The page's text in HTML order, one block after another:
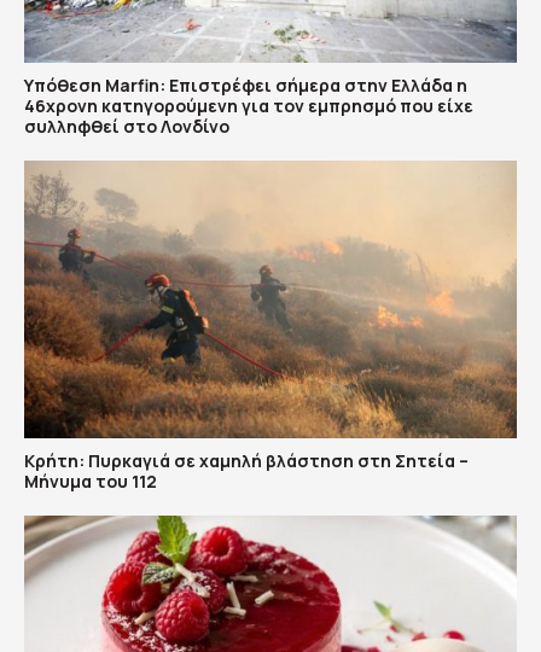
Υπόθεση Marfin: Επιστρέφει σήμερα στην Ελλάδα η
46χρονη κατηγορούμενη για τον εμπρησμό που είχε
συλληφθεί στο Λονδίνο
Κρήτη: Πυρκαγιά σε χαμηλή βλάστηση στη Σητεία –
Μήνυμα του 112